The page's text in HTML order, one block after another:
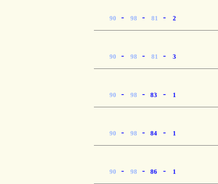
90 - 98 - 81 - 2
90 - 98 - 81 - 3
90 - 98 - 83 - 1
90 - 98 - 84 - 1
90 - 98 - 86 - 1